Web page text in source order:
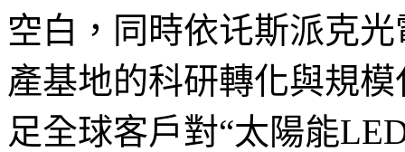
空白，同時依讬斯派克
產基地的科研轉化與規
足全球客戶對“太陽能